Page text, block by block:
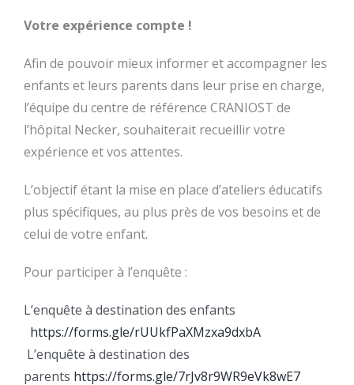
Votre expérience compte !
Afin de pouvoir mieux informer et accompagner les
enfants et leurs parents dans leur prise en charge,
l’équipe du centre de référence CRANIOST de
l’hôpital Necker, souhaiterait recueillir votre
expérience et vos attentes.
L’objectif étant la mise en place d’ateliers éducatifs
plus spécifiques, au plus près de vos besoins et de
celui de votre enfant.
Pour participer à l’enquête :
L’enquête à destination des enfants
https://forms.gle/rUUkfPaXMzxa9dxbA
L’enquête à destination des
parents https://forms.gle/7rJv8r9WR9eVk8wE7